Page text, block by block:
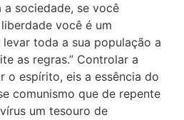
sociedade, se você
você é um
toda a sua população a
as regras.” Controlar a
o espírito, eis a essência do
comunismo que de repente
um tesouro de